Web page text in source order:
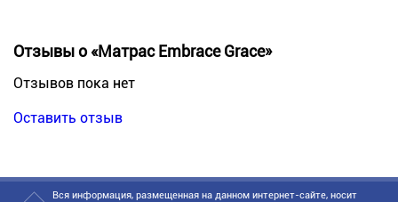
Отзывы о «Матрас Embrace Grace»
Отзывов пока нет
Оставить отзыв
Вся информация, размещенная на данном интернет-сайте, носит